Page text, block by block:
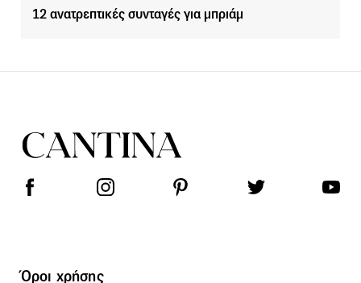
12 ανατρεπτικές συνταγές για μπριάμ
Όροι χρήσης